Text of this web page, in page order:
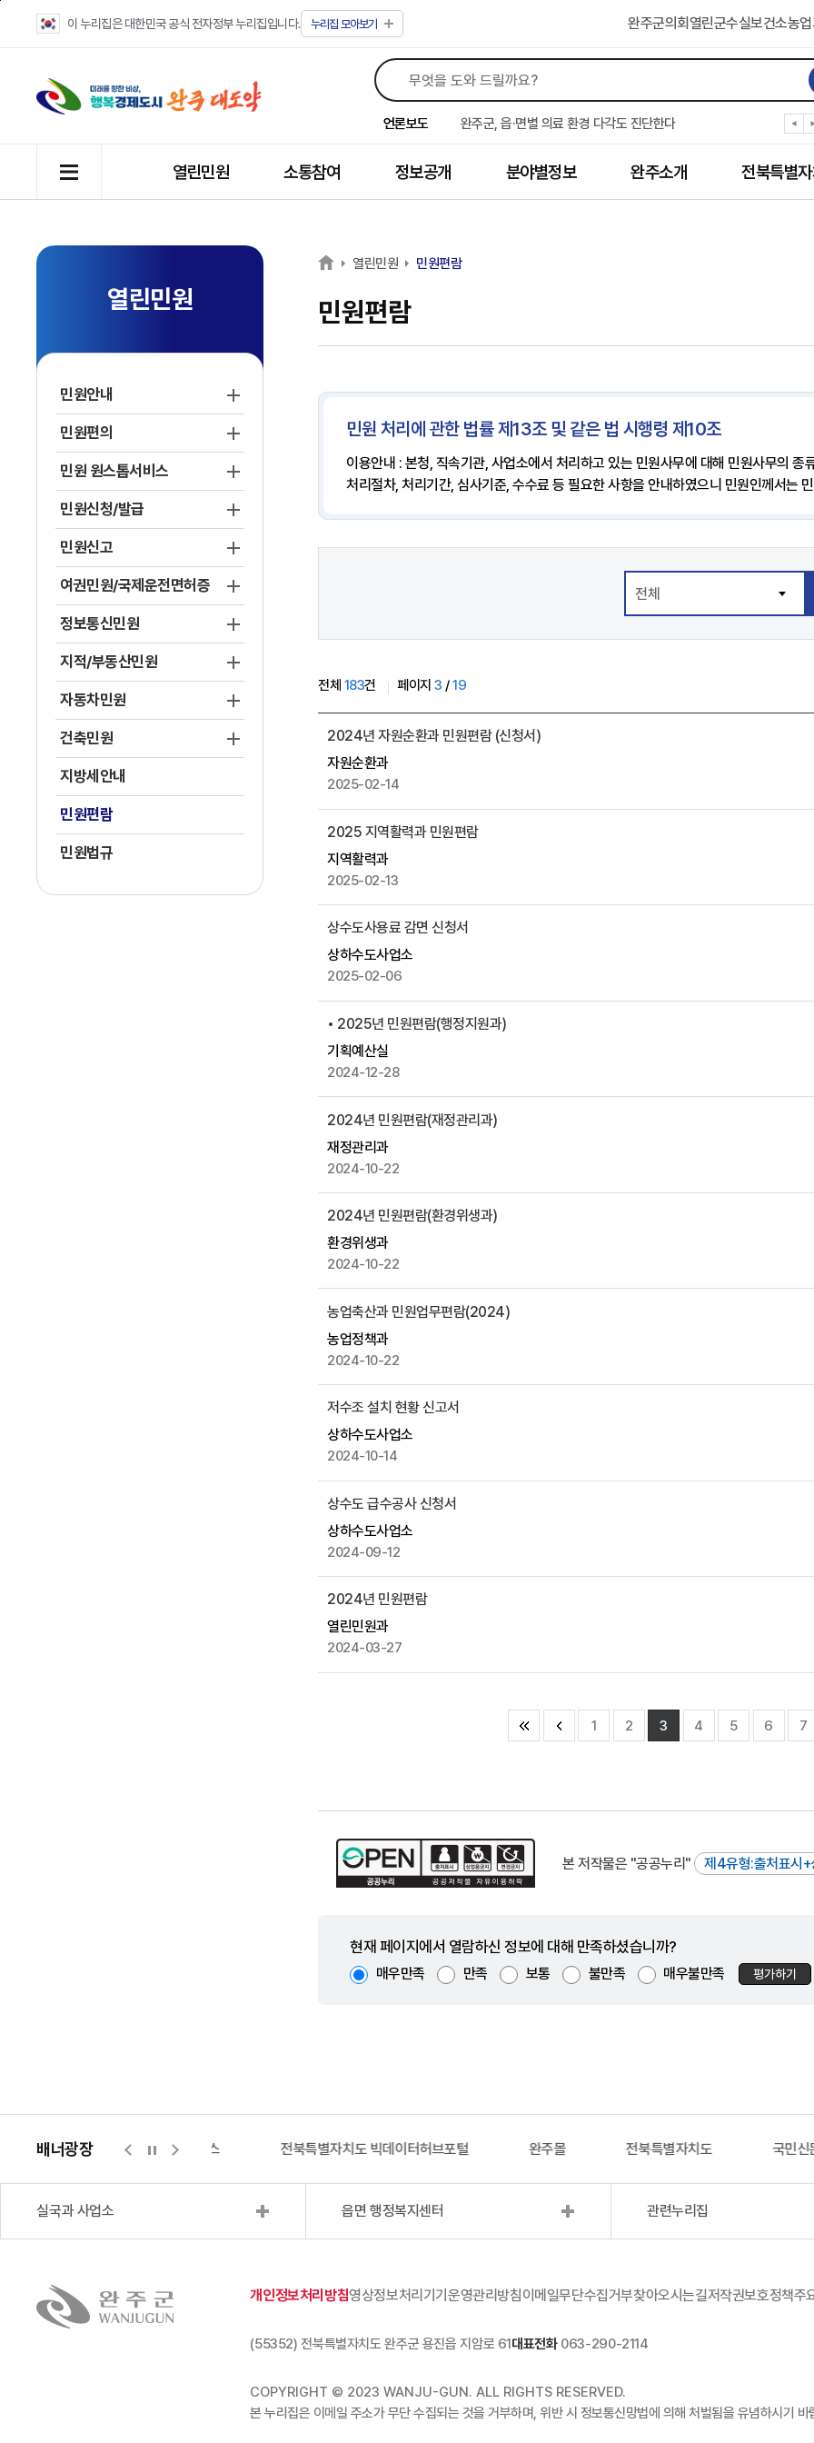
이 누리집은 대한민국 공식 전자정부 누리집입니다. 누리집 모아보기 완주군의회 열린군수실보건소농
언론보도
완주군, ‘수의계약 총량제’ 개편 운영
완주군 청소년, 초록우산 지원으로 치과 치료
완주군, 읍·면별 의료 환경 다각도 진단한다
완주군, 모바일 헬스케어 “내 건강 변화 직접 확인”
완주군 “여름휴가철 청소년 안전 지킨다”
완주 청소년, 삼성 임직원 만나 미래 진로 그린다
전북은행, 완주군에 ‘시원키트’ 60세트 기탁
유희태 완주군수, 친환경 농업인 현장 목소리 경청
열린민원 소통참여 정보공개 분야별정보 완주소개 전북특별
열린민원
민원안내
민원편의
민원 원스톱서비스
민원신청/발급
민원신고
여권민원/국제운전면허증
정보통신민원
지적/부동산민원
자동차민원
건축민원
지방세안내
민원편람
민원법규
열린민원 민원편람
민원편람
민원 처리에 관한 법률 제13조 및 같은 법 시행령 제10조
이용안내 : 본청, 직속기관, 사업소에서 처리하고 있는 민원사무에 대해 민원사무의 종
처리절차, 처리기간, 심사기준, 수수료 등 필요한 사항을 안내하였으니 민원인께서는
전체 183건 페이지3 /19
시
물
목
록
으
로
번
목
작
성
자
첨
부
파
일
성
일
조
회
수
등
제
2024년 자원순환과 민원편람 (신청서)
자원순환과
2025-02-14
2025 지역활력과 민원편람
지역활력과
2025-02-13
상수도사용료 감면 신청서
상하수도사업소
2025-02-06
• 2025년 민원편람(행정지원과)
기획예산실
2024-12-28
2024년 민원편람(재정관리과)
재정관리과
2024-10-22
2024년 민원편람(환경위생과)
환경위생과
2024-10-22
농업축산과 민원업무편람(2024)
농업정책과
2024-10-22
저수조 설치 현황 신고서
상하수도사업소
2024-10-14
상수도 급수공사 신청서
상하수도사업소
2024-09-12
2024년 민원편람
열린민원과
2024-03-27
1 2 3 4 5 6 7
본 저작물은 "공공누리" 제4유형:출처표시+
현재 페이지에서 열람하신 정보에 대해 만족하셨습니까?
매우만족 만족 보통 불만족 매우불만족 평가하기
배너광장
지적측량바로처리센터 위택스 전북특별자치도 빅데이터허브포털 완주몰 전북특별자치도 국민신
실국과 사업소 읍면 행정복지센터 관련누리집
개인정보처리방침영상정보처리기기운영관리방침이메일무단수집거부찾아오시는길저작권보호정책주
(55352) 전북특별자치도 완주군 용진읍 지암로 61대표전화063-290-2114
COPYRIGHT © 2023 WANJU-GUN. ALL RIGHTS RESERVED.
본 누리집은 이메일 주소가 무단 수집되는 것을 거부하며, 위반 시 정보통신망법에 의해 처벌됨을 유념하시기 바